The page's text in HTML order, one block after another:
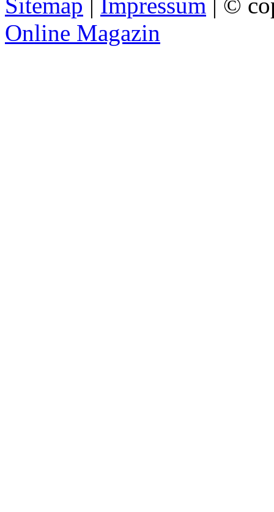
Sitemap | Impressum | ©
Online Magazin